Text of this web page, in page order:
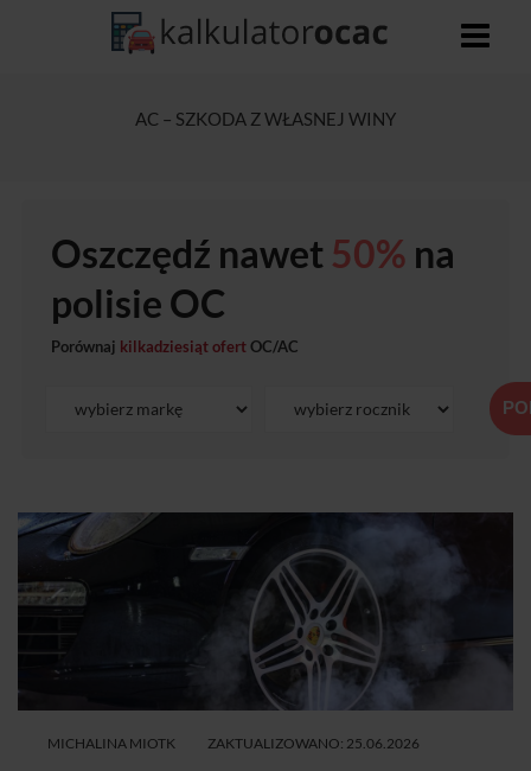
AC – SZKODA Z WŁASNEJ WINY
Oszczędź nawet 50% na
polisie OC
Porównaj kilkadziesiąt ofertOC/AC
MICHALINA MIOTK ZAKTUALIZOWANO: 25.06.2026